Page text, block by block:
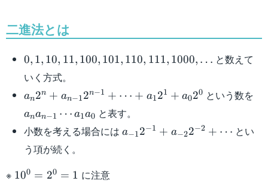
二進法とは
0,1,10,11,100,101,110,111,1000,\dots
0, 1, 10, 11, 100, 101, 110, 111, 1000, … と数えて
いく方式。
a_n2^n+a_{n-
1}+\cdots
+a_12^1+a_02^0
an2n + an−12n−1 + ⋯ + a121 + a020 という数を
anan−1 ⋯ a1a0 と表す。
小数を考える場合には a_{-1}2^{-1}+a_{-2}2^{-
a−12−1 + a−22−2 + ⋯ とい
う項が続く。
※ 10^0=2^0=1
100 = 20 = 1 に注意